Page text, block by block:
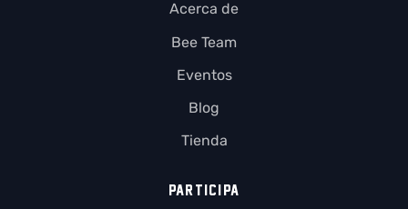
Acerca de
Bee Team
Eventos
Blog
Tienda
PARTICIPA